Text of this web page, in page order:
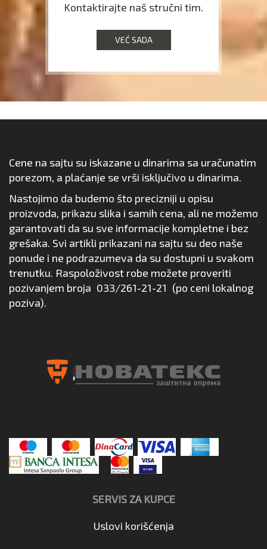
Kontaktirajte naš stručni tim.
VEĆ SADA
Cene na sajtu su iskazane u dinarima sa uračunatim
porezom, a plaćanje se vrši isključivo u dinarima.
Nastojimo da budemo što precizniji u opisu
proizvoda, prikazu slika i samih cena, ali ne možemo
garantovati da su sve informacije kompletne i bez
grešaka. Svi artikli prikazani na sajtu su deo naše
ponude i ne podrazumeva da su dostupni u svakom
trenutku. Raspoloživost robe možete proveriti
pozivanjem broja 033/261-21-21 (po ceni lokalnog
poziva).
SERVIS ZA KUPCE
Uslovi korišćenja